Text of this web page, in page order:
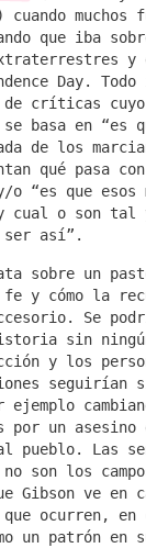
cuando muchos
que iba
y
Day.
críticas cuyo
se basa en “es
de los
qué pasa
o “es que esos
cual o son tal
ser así”.
sobre un
y cómo la
Se
sin
y los
seguirían
ejemplo
por un asesino
pueblo. Las
son los
Gibson ve en
ocurren, en
un patrón en